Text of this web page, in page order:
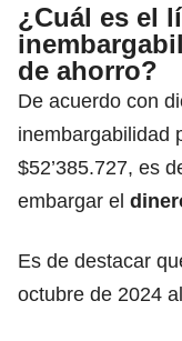
¿Cuál es el
de ahorro?
De acuerdo con
inembargabilidad
$52’385.727, es
embargar el
Es de destacar
octubre de 2024